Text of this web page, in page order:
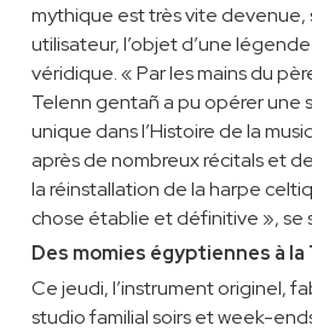
mythique est très vite devenue,
utilisateur, l’objet d’une
véridique. « Par les mains du
Telenn gentañ a pu opérer une
unique dans l’Histoire de la
après de nombreux récitals et
la réinstallation de la harpe
chose établie et définitive », se
Des momies égyptiennes à
Ce jeudi, l’instrument originel,
studio familial soirs et week-